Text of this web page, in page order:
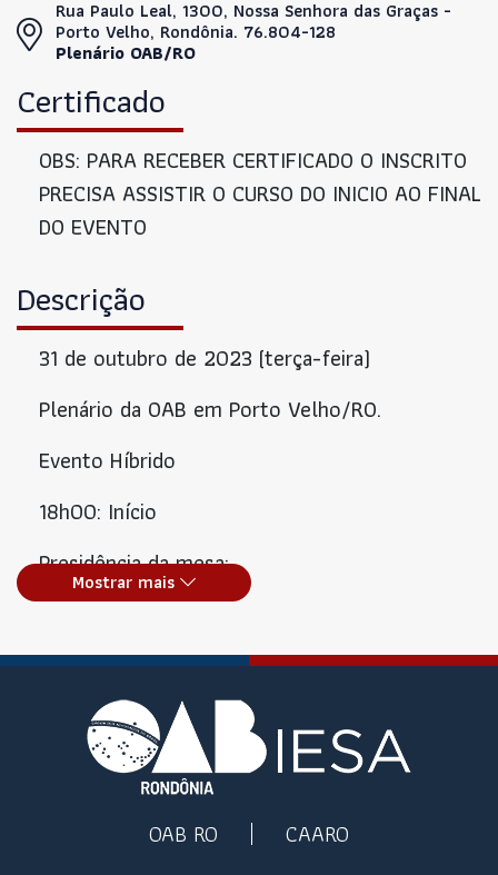
Rua Paulo Leal, 1300, Nossa Senhora das Graças -
Porto Velho, Rondônia. 76.804-128
Plenário OAB/RO
Certificado
OBS: PARA RECEBER CERTIFICADO O INSCRITO
PRECISA ASSISTIR O CURSO DO INICIO AO FINAL
DO EVENTO
Descrição
31 de outubro de 2023 (terça-feira)
Plenário da OAB em Porto Velho/RO.
Evento Híbrido
18h00: Início
Presidência da mesa:
- Painelista: Dra. Lailane Pinheiro - Vice
Presidente da Comissão de Acolhimento à
OAB IMPULSIONA: os meios fornecidos pela
OAB/RO para impulsionar o crescimento
profissional
- Painelista: Dra. Ingrid Castro - Secretária
Mostrar mais
OAB RO CAARO